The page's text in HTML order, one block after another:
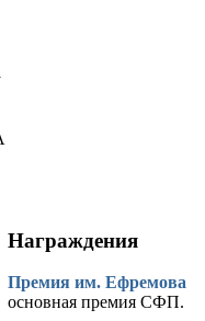
Награждения
Премия им. Ефремова
основная премия СФП.